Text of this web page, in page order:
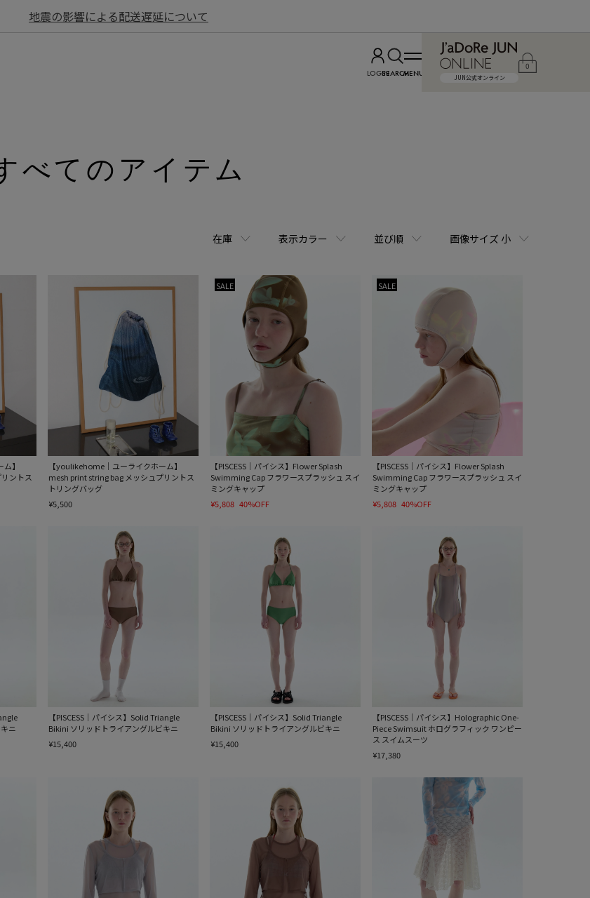
地震の影響による配送遅延について
LOGINSEARCHMENU JUN公式オンライン
0
べてのアイテム
在庫 表示カラー 並び順 画像サイズ 小
】
ントス
【youlikehome｜ユーライクホーム】
mesh print string bag メッシュプリントス
トリングバッグ
¥5,500
SALE
【PISCESS｜パイシス】Flower Splash
Swimming Cap フラワースプラッシュ スイ
ミングキャップ
¥5,808 40%OFF
SALE
【PISCESS｜パイシス】Flower Splash
Swimming Cap フラワースプラッシュ スイ
ミングキャップ
¥5,808 40%OFF
ニ
【PISCESS｜パイシス】Solid Triangle
Bikini ソリッドトライアングルビキニ
¥15,400
【PISCESS｜パイシス】Solid Triangle
Bikini ソリッドトライアングルビキニ
¥15,400
【PISCESS｜パイシス】Holographic One-
Piece Swimsuit ホログラフィック ワンピー
ス スイムスーツ
¥17,380